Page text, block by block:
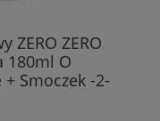
ZERO ZERO
180ml O
Smoczek -2-